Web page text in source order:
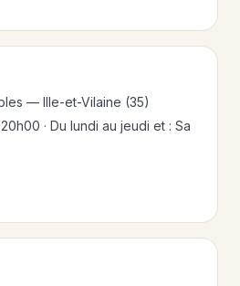
— Ille-et-Vilaine (35)
· Du lundi au jeudi et : Sa